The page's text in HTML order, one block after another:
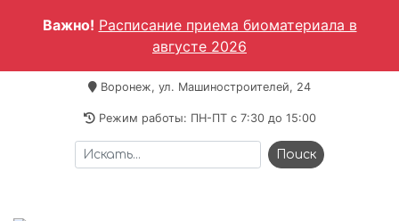
Важно! Расписание приема биоматериала в
августе 2026
Воронеж, ул. Машиностроителей, 24
Режим работы: ПН-ПТ c 7:30 до 15:00